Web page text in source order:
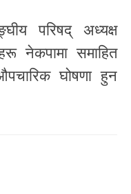
परिषद् अध्यक्ष
नेकपामा समाहित
घोषणा हुन